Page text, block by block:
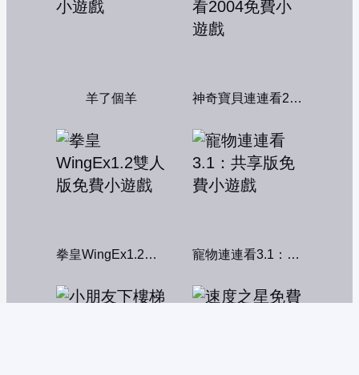
羊了個羊 神奇寶貝連連看2004
拳皇WingEx1.2雙人版 寵物連連看3.1：共享版